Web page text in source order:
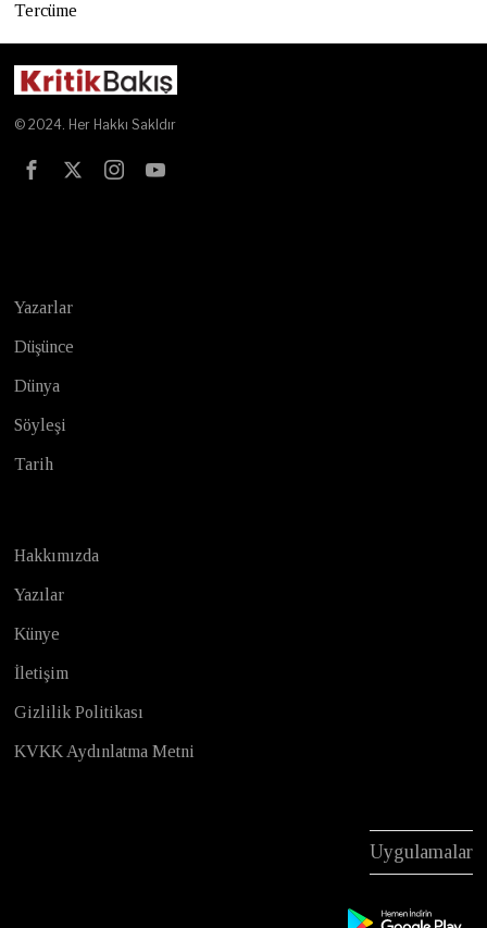
Tercüme
© 2024. Her Hakkı Sakldır
Yazarlar
Düşünce
Dünya
Söyleşi
Tarih
Hakkımızda
Yazılar
Künye
İletişim
Gizlilik Politikası
KVKK Aydınlatma Metni
Uygulamalar